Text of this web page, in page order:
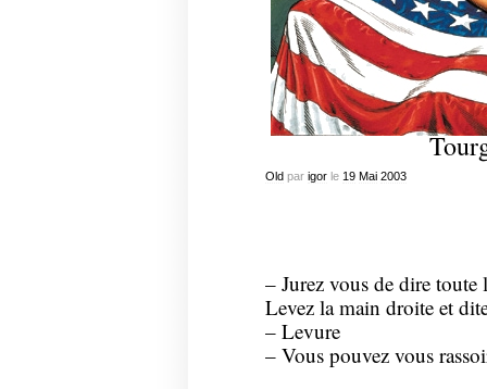
Oldpar igorle 19 Mai 2003
– Jurez vous de dire toute
Levez la main droite et
– Levure
– Vous pouvez vous